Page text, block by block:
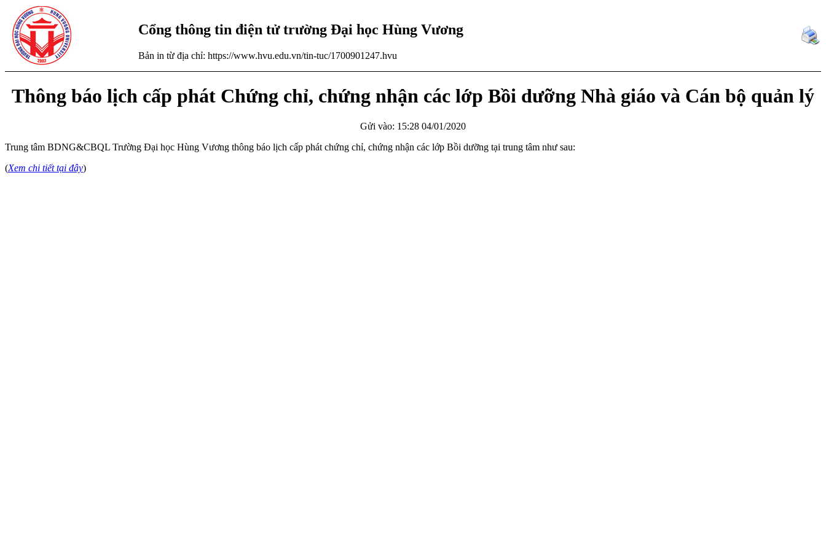
Cổng thông tin điện tử trường Đại học Hùng Vương
Bản in từ địa chỉ: https://www.hvu.edu.vn/tin-tuc/1700901247.hvu
Thông báo lịch cấp phát Chứng chỉ, chứng nhận các lớp Bồi dưỡng Nhà giáo và Cán bộ quản lý
Gửi vào: 15:28 04/01/2020
Trung tâm BDNG&CBQL Trường Đại học Hùng Vương thông báo lịch cấp phát chứng chỉ, chứng nhận các lớp Bồi dưỡng tại trung tâm như sau:
(Xem chi tiết tại đây)